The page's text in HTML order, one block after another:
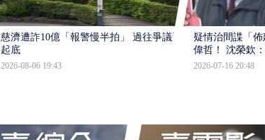
慈濟遭詐10億「報警慢半拍」 過往爭議遭
起底
2026-08-06 19:43
疑情治間諜「
偉哲！ 沈榮欽
2026-07-16 20:48